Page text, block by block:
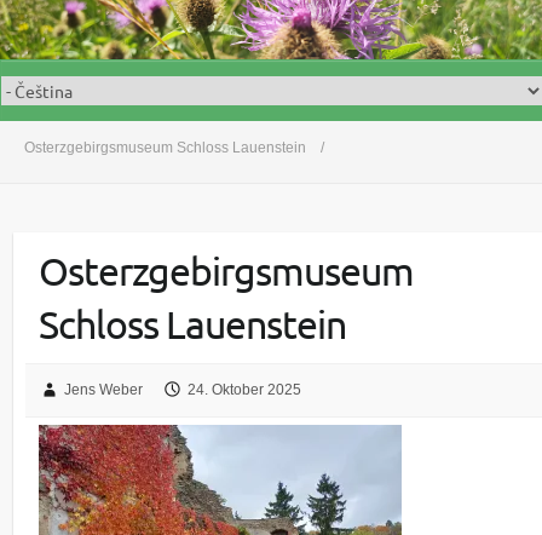
n
t
e
n
Osterzgebirgsmuseum Schloss Lauenstein
Osterzgebirgsmuseum
Schloss Lauenstein
Jens Weber 24. Oktober 2025